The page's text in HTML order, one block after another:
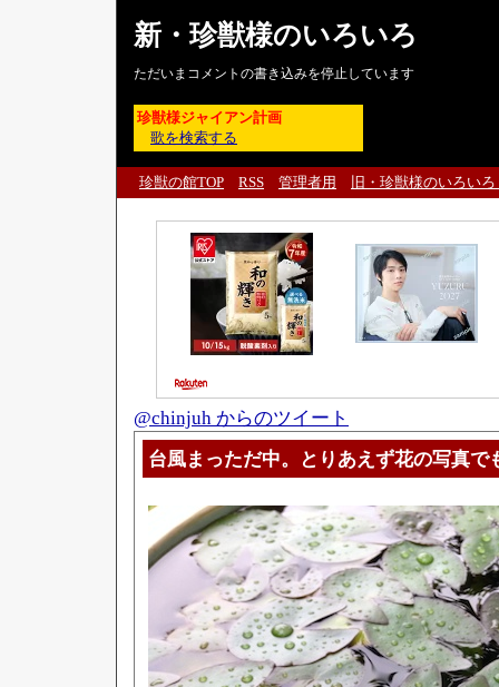
新・珍獣様のいろいろ
ただいまコメントの書き込みを停止しています
珍獣様ジャイアン計画
歌を検索する
珍獣の館TOP RSS 管理者用 旧・珍獣様のいろい
@chinjuh からのツイート
台風まっただ中。とりあえず花の写真で